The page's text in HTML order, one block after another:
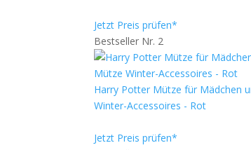
Jetzt Preis prüfen*
Bestseller Nr. 2
Harry Potter Mütze für Mädchen
Winter-Accessoires - Rot
Jetzt Preis prüfen*